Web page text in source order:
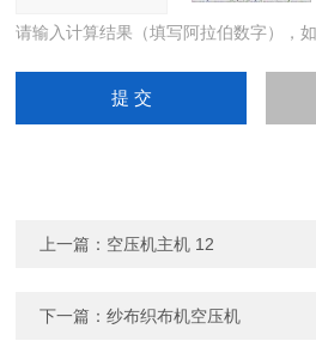
请输入计算结果（填写阿拉伯数字），
上一篇： 空压机主机 12
下一篇：纱布织布机空压机